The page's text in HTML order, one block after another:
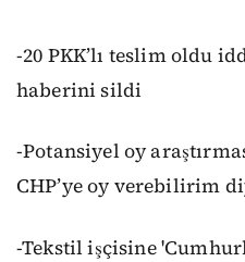
-20 PKK’lı teslim oldu
haberini sildi
-Potansiyel oy
CHP’ye oy verebilirim
-Tekstil işçisine